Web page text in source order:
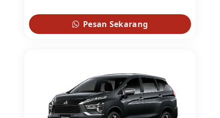
Pesan Sekarang